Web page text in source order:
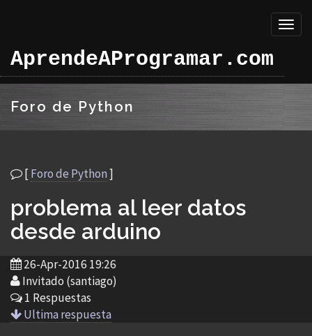
AprendeAProgramar.com
Foro de Python
[Foro de Python]
problema al leer datos
desde arduino
26-Apr-2016 19:26
Invitado (santiago)
1 Respuestas
Ultima respuesta